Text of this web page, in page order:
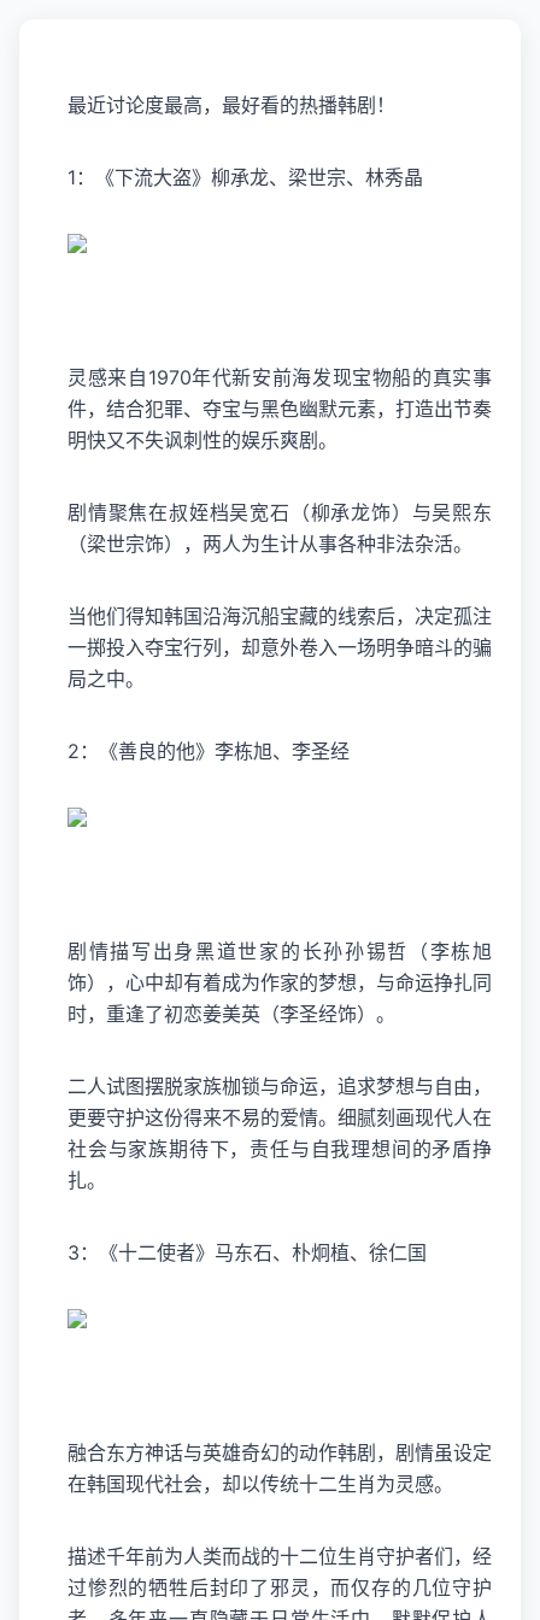
最近讨论度最高，最好看的热播韩剧！
1：《下流大盗》柳承龙、梁世宗、林秀晶
灵感来自1970年代新安前海发现宝物船的真实事
件，结合犯罪、夺宝与黑色幽默元素，打造出节奏
明快又不失讽刺性的娱乐爽剧。
剧情聚焦在叔姪档吴宽石（柳承龙饰）与吴熙东
（梁世宗饰），两人为生计从事各种非法杂活。
当他们得知韩国沿海沉船宝藏的线索后，决定孤注
一掷投入夺宝行列，却意外卷入一场明争暗斗的骗
局之中。
2：《善良的他》李栋旭、 李圣经
剧情描写出身黑道世家的长孙孙锡哲（李栋旭
饰），心中却有着成为作家的梦想，与命运挣扎同
时，重逢了初恋姜美英（李圣经饰）。
二人试图摆脱家族枷锁与命运，追求梦想与自由，
更要守护这份得来不易的爱情。细腻刻画现代人在
社会与家族期待下，责任与自我理想间的矛盾挣
扎。
3：《十二使者》马东石、朴炯植、徐仁国
融合东方神话与英雄奇幻的动作韩剧，剧情虽设定
在韩国现代社会，却以传统十二生肖为灵感。
描述千年前为人类而战的十二位生肖守护者们，经
过惨烈的牺牲后封印了邪灵，而仅存的几位守护